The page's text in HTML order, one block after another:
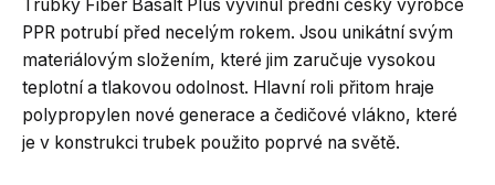
Trubky Fiber Basalt Plus vyvinul přední český výrobce
PPR potrubí před necelým rokem. Jsou unikátní svým
materiálovým složením, které jim zaručuje vysokou
teplotní a tlakovou odolnost. Hlavní roli přitom hraje
polypropylen nové generace a čedičové vlákno, které
je v konstrukci trubek použito poprvé na světě.